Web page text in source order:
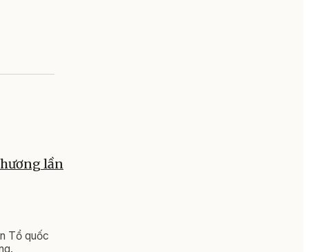
lần
Tổ quốc